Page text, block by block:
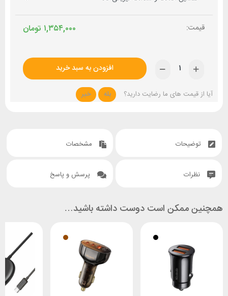
تومان ۱,۳۵۴,۰۰۰
افزودن به سبد خرید
آیا از قیمت های ما رضایت دارید؟ بله خیر
توضیحات مشخصات
نظرات پرسش و پاسخ
همچنین ممکن است دوست داشته باشید…